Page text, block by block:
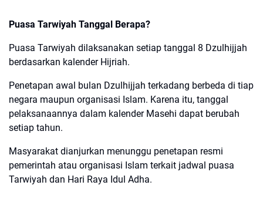
Puasa Tarwiyah Tanggal Berapa?
Puasa Tarwiyah dilaksanakan setiap tanggal 8 Dzulhijjah
berdasarkan kalender Hijriah.
Penetapan awal bulan Dzulhijjah terkadang berbeda di tiap
negara maupun organisasi Islam. Karena itu, tanggal
pelaksanaannya dalam kalender Masehi dapat berubah
setiap tahun.
Masyarakat dianjurkan menunggu penetapan resmi
pemerintah atau organisasi Islam terkait jadwal puasa
Tarwiyah dan Hari Raya Idul Adha.